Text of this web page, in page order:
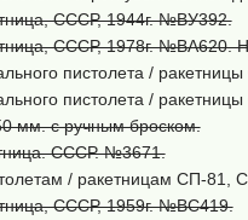
СССР, 1944г. №ВУ392.
СССР, 1978г. №ВА620.
пистолета /
пистолета /
мм. с ручным броском.
СССР. №3671.
/ ракетницам СП-
СССР, 1959г. №ВС419.